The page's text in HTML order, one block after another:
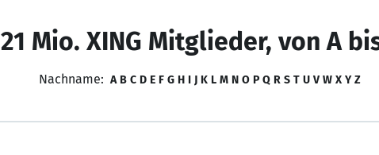
21 Mio. XING Mitglieder, von A
Nachname: A B C D E F G H I J K L M N O P Q R S T U V W X Y Z